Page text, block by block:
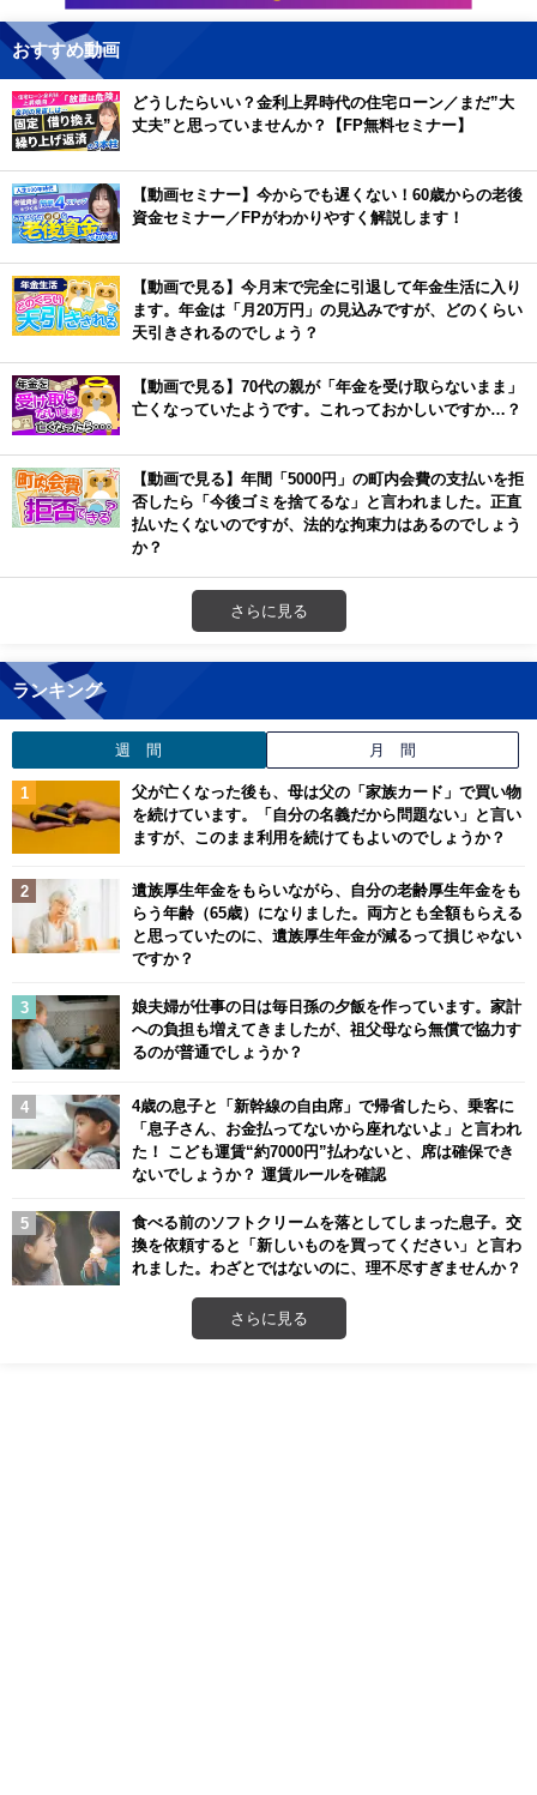
おすすめ動画
どうしたらいい？金利上昇時代の住宅ローン／まだ”大
丈夫”と思っていませんか？【FP無料セミナー】
【動画セミナー】今からでも遅くない！60歳からの老後
資金セミナー／FPがわかりやすく解説します！
【動画で見る】今月末で完全に引退して年金生活に入り
ます。年金は「月20万円」の見込みですが、どのくらい
天引きされるのでしょう？
【動画で見る】70代の親が「年金を受け取らないまま」
亡くなっていたようです。これっておかしいですか…？
【動画で見る】年間「5000円」の町内会費の支払いを拒
否したら「今後ゴミを捨てるな」と言われました。正直
払いたくないのですが、法的な拘束力はあるのでしょう
か？
さらに見る
ランキング
週 間 月 間
父が亡くなった後も、母は父の「家族カード」で買い物
を続けています。「自分の名義だから問題ない」と言い
ますが、このまま利用を続けてもよいのでしょうか？
遺族厚生年金をもらいながら、自分の老齢厚生年金をも
らう年齢（65歳）になりました。両方とも全額もらえる
と思っていたのに、遺族厚生年金が減るって損じゃない
ですか？
娘夫婦が仕事の日は毎日孫の夕飯を作っています。家計
への負担も増えてきましたが、祖父母なら無償で協力す
るのが普通でしょうか？
4歳の息子と「新幹線の自由席」で帰省したら、乗客に
「息子さん、お金払ってないから座れないよ」と言われ
た！ こども運賃“約7000円”払わないと、席は確保でき
ないでしょうか？ 運賃ルールを確認
食べる前のソフトクリームを落としてしまった息子。交
換を依頼すると「新しいものを買ってください」と言わ
れました。わざとではないのに、理不尽すぎませんか？
さらに見る